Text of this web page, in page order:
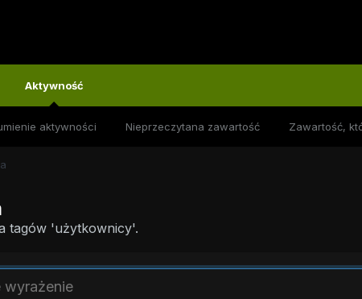
Aktywność
aktywności Nieprzeczytana zawartość Zawartość,
tagów 'użytkownicy'.